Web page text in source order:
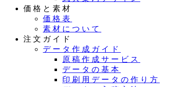
価格と素材
価格表
素材について
注文ガイド
データ作成ガイド
原稿作成サービス
データの基本
印刷用データの作り方